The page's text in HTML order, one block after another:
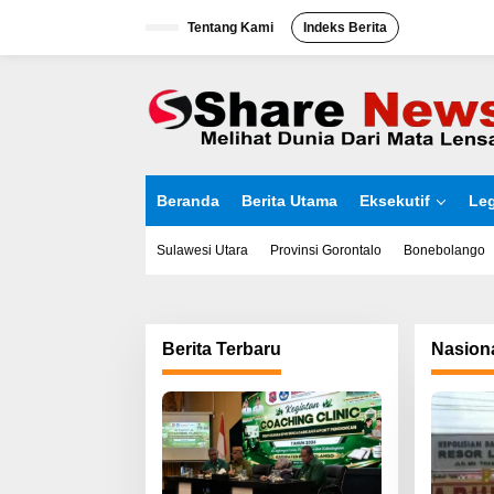
Tentang Kami Indeks Berita
Beranda Berita Utama Eksekutif
Sulawesi Utara Provinsi Gorontalo Bonebolango
Berita Terbaru